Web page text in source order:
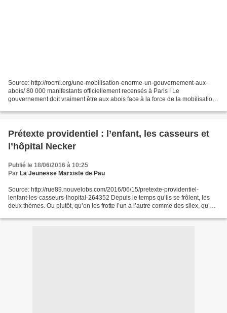
Source: http://rocml.org/une-mobilisation-enorme-un-gouvernement-aux-
abois/ 80 000 manifestants officiellement recensés à Paris ! Le
gouvernement doit vraiment être aux abois face à la force de la mobilisation
Prétexte providentiel : l’enfant, les casseurs et
l’hôpital Necker
Publié le 18/06/2016 à 10:25
Par La Jeunesse Marxiste de Pau
Source: http://rue89.nouvelobs.com/2016/06/15/pretexte-providentiel-
lenfant-les-casseurs-lhopital-264352 Depuis le temps qu’ils se frôlent, les
deux thèmes. Ou plutôt, qu’on les frotte l’un à l’autre comme des silex, qu’on